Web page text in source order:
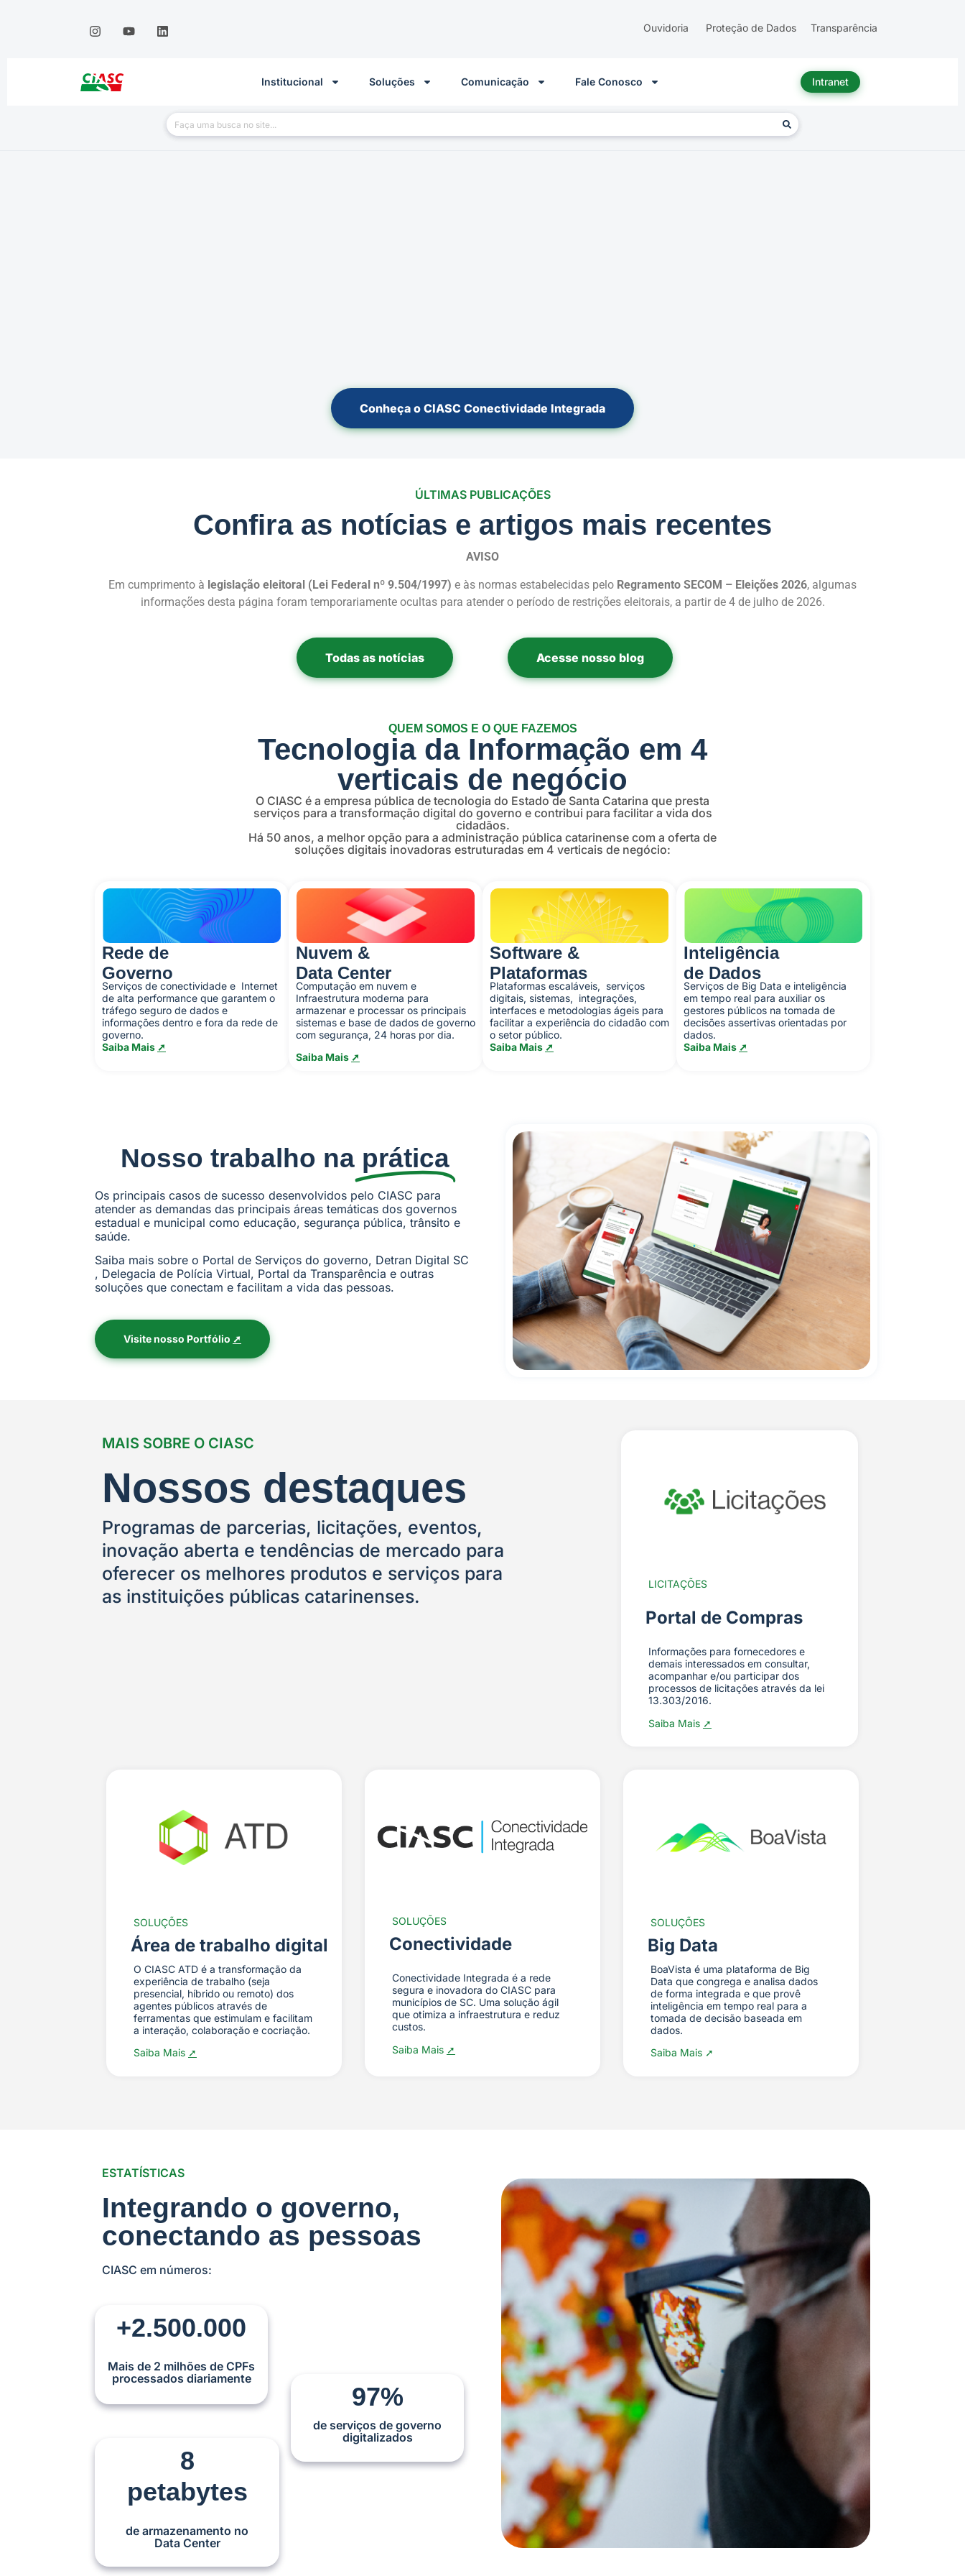
Ouvidoria Proteção de Dados Transparência
Institucional Soluções Comunicação Fale Conosco Intranet
Conheça o CIASC Conectividade Integrada
ÚLTIMAS PUBLICAÇÕES
Confira as notícias e artigos mais recentes
AVISO
Em cumprimento à legislação eleitoral (Lei Federal nº 9.504/1997) e às normas estabelecidas pelo Regramento SECOM – Eleições 2026, algumas
informações desta página foram temporariamente ocultas para atender o período de restrições eleitorais, a partir de 4 de julho de 2026.
Todas as notícias Acesse nosso blog
QUEM SOMOS E O QUE FAZEMOS
Tecnologia da Informação em 4
verticais de negócio
O CIASC é a empresa pública de tecnologia do Estado de Santa Catarina que presta
serviços para a transformação digital do governo e contribui para facilitar a vida dos
cidadãos.
Há 50 anos, a melhor opção para a administração pública catarinense com a oferta de
soluções digitais inovadoras estruturadas em 4 verticais de negócio:
Rede de
Governo
Serviços de conectividade e Internet
de alta performance que garantem o
tráfego seguro de dados e
informações dentro e fora da rede de
governo.
Saiba Mais ➚
Nuvem &
Data Center
Computação em nuvem e
Infraestrutura moderna para
armazenar e processar os principais
sistemas e base de dados de governo
com segurança, 24 horas por dia.
Saiba Mais ➚
Software &
Plataformas
Plataformas escaláveis, serviços
digitais, sistemas, integrações,
interfaces e metodologias ágeis para
facilitar a experiência do cidadão com
o setor público.
Saiba Mais ➚
Inteligência
de Dados
Serviços de Big Data e inteligência
em tempo real para auxiliar os
gestores públicos na tomada de
decisões assertivas orientadas por
dados.
Saiba Mais ➚
Nosso trabalho na prática
Os principais casos de sucesso desenvolvidos pelo CIASC para
atender as demandas das principais áreas temáticas dos governos
estadual e municipal como educação, segurança pública, trânsito e
saúde.
Saiba mais sobre o Portal de Serviços do governo, Detran Digital SC
, Delegacia de Polícia Virtual, Portal da Transparência e outras
soluções que conectam e facilitam a vida das pessoas.
Visite nosso Portfólio ➚
MAIS SOBRE O CIASC
Nossos destaques
Programas de parcerias, licitações, eventos,
inovação aberta e tendências de mercado para
oferecer os melhores produtos e serviços para
as instituições públicas catarinenses.
LICITAÇÕES
Portal de Compras
Informações para fornecedores e
demais interessados em consultar,
acompanhar e/ou participar dos
processos de licitações através da lei
13.303/2016.
Saiba Mais ➚
SOLUÇÕES
Área de trabalho digital
O CIASC ATD é a transformação da
experiência de trabalho (seja
presencial, híbrido ou remoto) dos
agentes públicos através de
ferramentas que estimulam e facilitam
a interação, colaboração e cocriação.
Saiba Mais ➚
SOLUÇÕES
Conectividade
Conectividade Integrada é a rede
segura e inovadora do CIASC para
municípios de SC. Uma solução ágil
que otimiza a infraestrutura e reduz
custos.
Saiba Mais ➚
SOLUÇÕES
Big Data
BoaVista é uma plataforma de Big
Data que congrega e analisa dados
de forma integrada e que provê
inteligência em tempo real para a
tomada de decisão baseada em
dados.
Saiba Mais ➚
ESTATÍSTICAS
Integrando o governo,
conectando as pessoas
CIASC em números:
+2.500.000
Mais de 2 milhões de CPFs
processados diariamente
97%
de serviços de governo
digitalizados
8
petabytes
de armazenamento no
Data Center